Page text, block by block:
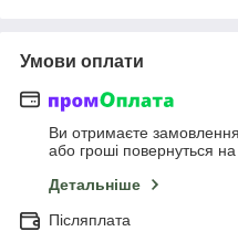
Умови оплати
Ви отримаєте замовлення
або гроші повернуться
Детальніше
Післяплата